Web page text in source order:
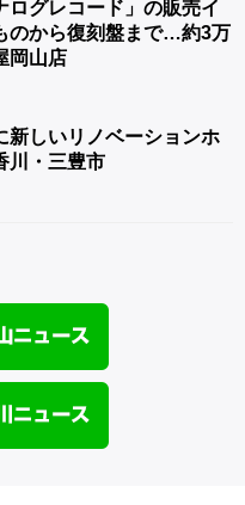
ログレコード」の販売イ
から復刻盤まで…約3万
岡山店
新しいリノベーションホ
・三豊市